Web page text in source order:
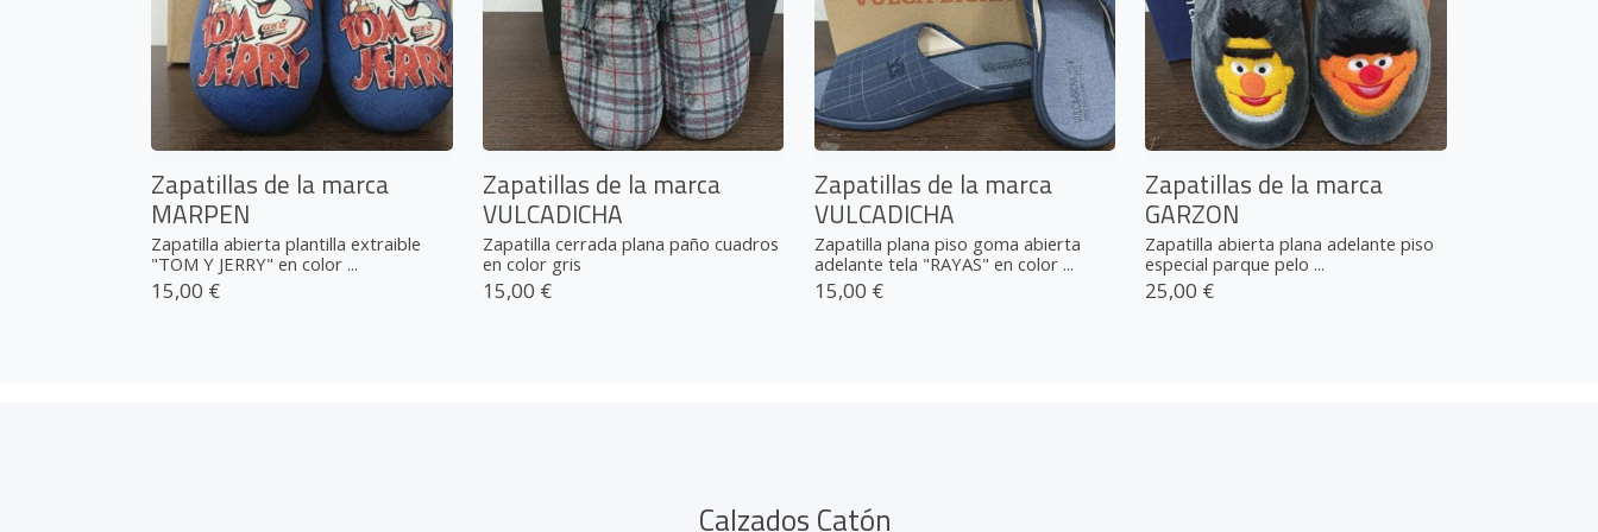
Zapatillas de la marca
MARPEN
Zapatilla abierta plantilla extraible
"TOM Y JERRY" en color ...
15,00 €
Zapatillas de la marca
VULCADICHA
Zapatilla cerrada plana paño cuadros
en color gris
15,00 €
Zapatillas de la marca
VULCADICHA
Zapatilla plana piso goma abierta
adelante tela "RAYAS" en color ...
15,00 €
Zapatillas de la marca
GARZON
Zapatilla abierta plana adelante piso
especial parque pelo ...
25,00 €
Calzados Catón